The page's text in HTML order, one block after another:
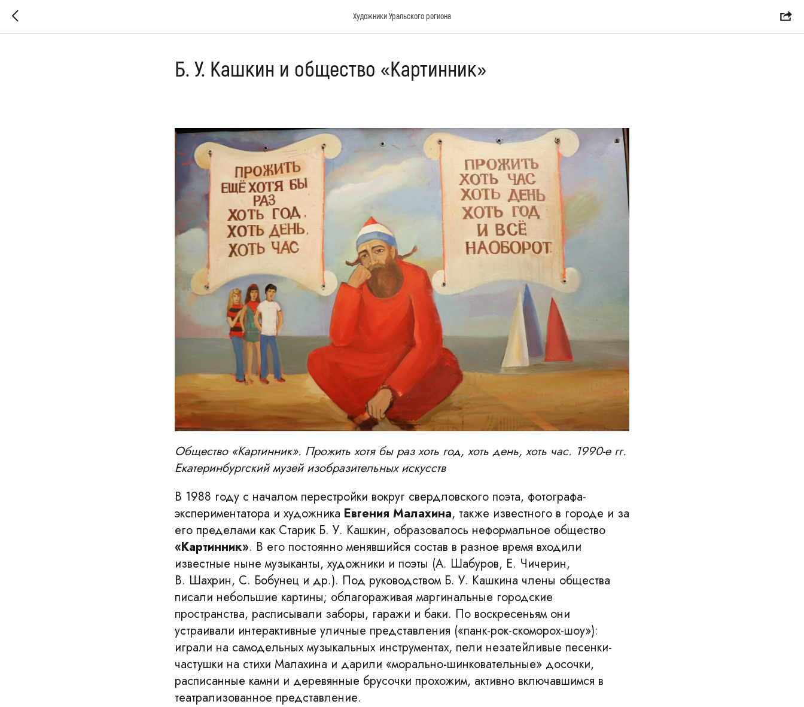
Художники Уральского региона
Б. У. Кашкин и общество «Картинник»
Общество «Картинник». Прожить хотя бы раз хоть год, хоть день, хоть час. 1990-е гг.
Екатеринбургский музей изобразительных искусств
В 1988 году с началом перестройки вокруг свердловского поэта, фотографа-
экспериментатора и художника Евгения Малахина, также известного в городе и за
его пределами как Старик Б. У. Кашкин, образовалось неформальное общество
«Картинник». В его постоянно менявшийся состав в разное время входили
известные ныне музыканты, художники и поэты (А. Шабуров, Е. Чичерин,
В. Шахрин, С. Бобунец и др.). Под руководством Б. У. Кашкина члены общества
писали небольшие картины; облагораживая маргинальные городские
пространства, расписывали заборы, гаражи и баки. По воскресеньям они
устраивали интерактивные уличные представления («панк-рок-скоморох-шоу»):
играли на самодельных музыкальных инструментах, пели незатейливые песенки-
частушки на стихи Малахина и дарили «морально-шинковательные» досочки,
расписанные камни и деревянные брусочки прохожим, активно включавшимся в
театрализованное представление.